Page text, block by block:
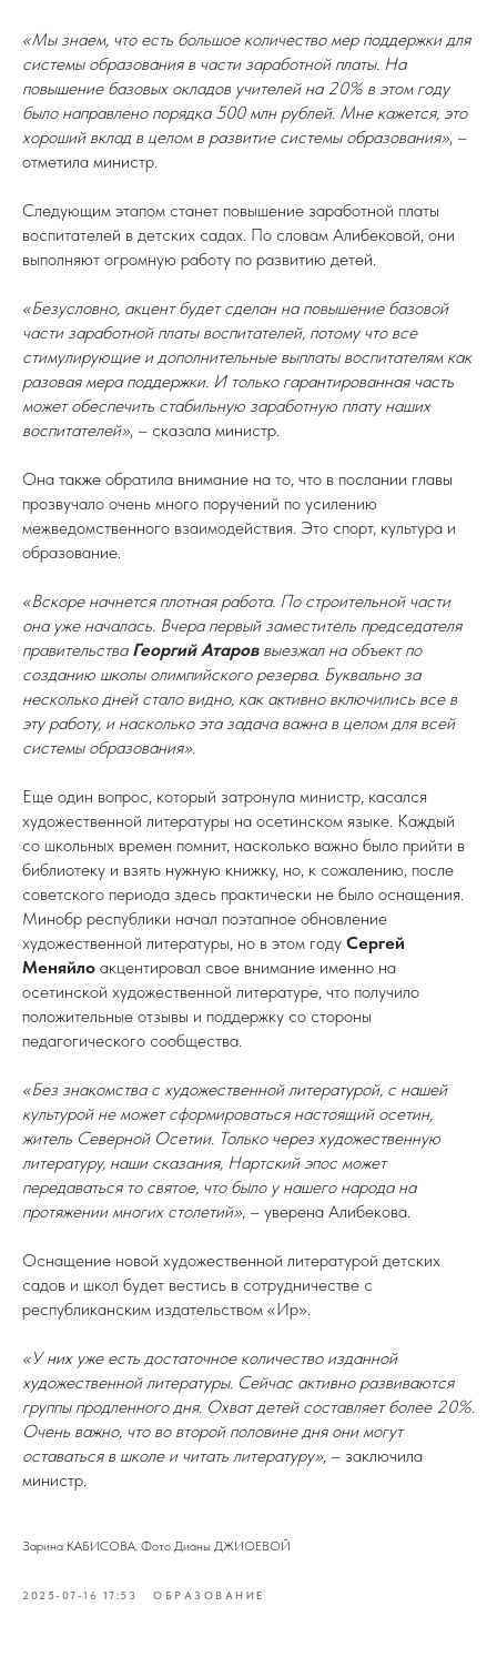
«Мы знаем, что есть большое количество мер поддержки для
системы образования в части заработной платы. На
повышение базовых окладов учителей на 20% в этом году
было направлено порядка 500 млн рублей. Мне кажется, это
хороший вклад в целом в развитие системы образования», –
отметила министр.
Следующим этапом станет повышение заработной платы
воспитателей в детских садах. По словам Алибековой, они
выполняют огромную работу по развитию детей.
«Безусловно, акцент будет сделан на повышение базовой
части заработной платы воспитателей, потому что все
стимулирующие и дополнительные выплаты воспитателям как
разовая мера поддержки. И только гарантированная часть
может обеспечить стабильную заработную плату наших
воспитателей», – сказала министр.
Она также обратила внимание на то, что в послании главы
прозвучало очень много поручений по усилению
межведомственного взаимодействия. Это спорт, культура и
образование.
«Вскоре начнется плотная работа. По строительной части
она уже началась. Вчера первый заместитель председателя
правительства Георгий Атароввыезжал на объект по
созданию школы олимпийского резерва. Буквально за
несколько дней стало видно, как активно включились все в
эту работу, и насколько эта задача важна в целом для всей
системы образования».
Еще один вопрос, который затронула министр, касался
художественной литературы на осетинском языке. Каждый
со школьных времен помнит, насколько важно было прийти в
библиотеку и взять нужную книжку, но, к сожалению, после
советского периода здесь практически не было оснащения.
Минобр республики начал поэтапное обновление
художественной литературы, но в этом году Сергей
Меняйло акцентировал свое внимание именно на
осетинской художественной литературе, что получило
положительные отзывы и поддержку со стороны
педагогического сообщества.
«Без знакомства с художественной литературой, с нашей
культурой не может сформироваться настоящий осетин,
житель Северной Осетии. Только через художественную
литературу, наши сказания, Нартский эпос может
передаваться то святое, что было у нашего народа на
протяжении многих столетий», – уверена Алибекова.
Оснащение новой художественной литературой детских
садов и школ будет вестись в сотрудничестве с
республиканским издательством «Ир».
«У них уже есть достаточное количество изданной
художественной литературы. Сейчас активно развиваются
группы продленного дня. Охват детей составляет более 20%.
Очень важно, что во второй половине дня они могут
оставаться в школе и читать литературу», – заключила
министр.
Зарина КАБИСОВА. Фото Дианы ДЖИОЕВОЙ
2025-07-16 17:53 ОБРАЗОВАНИЕ